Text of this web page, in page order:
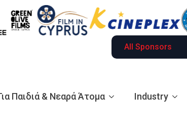
All Sponsors
Παιδιά & Νεαρά Άτομα Industry